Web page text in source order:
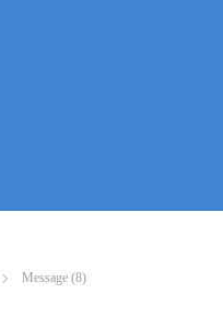
Message (8)